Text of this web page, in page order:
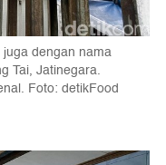
dengan nama
Tai, Jatinegara.
Foto: detikFood